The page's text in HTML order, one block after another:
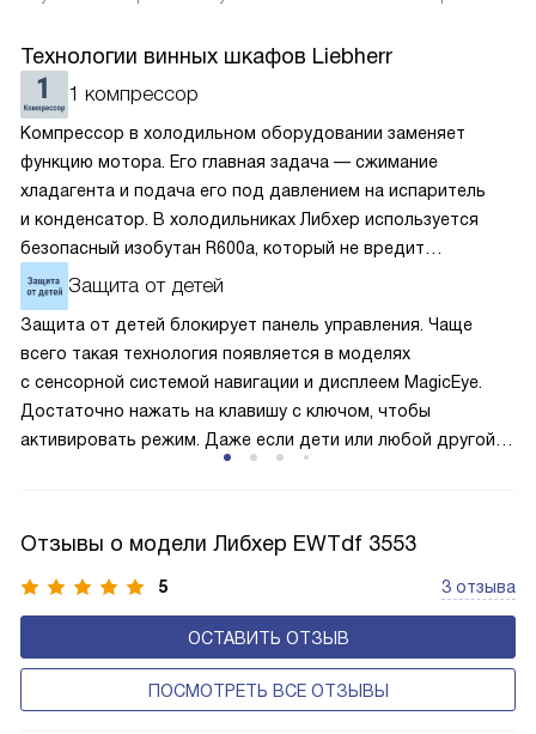
Технологии винных шкафов Liebherr
1 компрессор
Компрессор в холодильном оборудовании заменяет
функцию мотора. Его главная задача — сжимание
хладагента и подача его под давлением на испаритель
и конденсатор. В холодильниках Либхер используется
безопасный изобутан R600a, который не вредит
окружающей среде. Компрессор перегоняет его
по охладительному контуру по принципу насоса. Чем
лучше работает «мотор» прибора, тем качественнее
и быстрее происходит охлаждение, затрачивается
меньше электроэнергии.
Защита от детей
Защита от детей блокирует панель управления. Чаще
всего такая технология появляется в моделях
с сенсорной системой навигации и дисплеем MagicEye.
Достаточно нажать на клавишу с ключом, чтобы
активировать режим. Даже если дети или любой другой
размораживаться или работать с энергозатратными
опциями.
Отзывы о модели Либхер EWTdf 3553
5 3 отзыва
ОСТАВИТЬ ОТЗЫВ
ПОСМОТРЕТЬ ВСЕ ОТЗЫВЫ